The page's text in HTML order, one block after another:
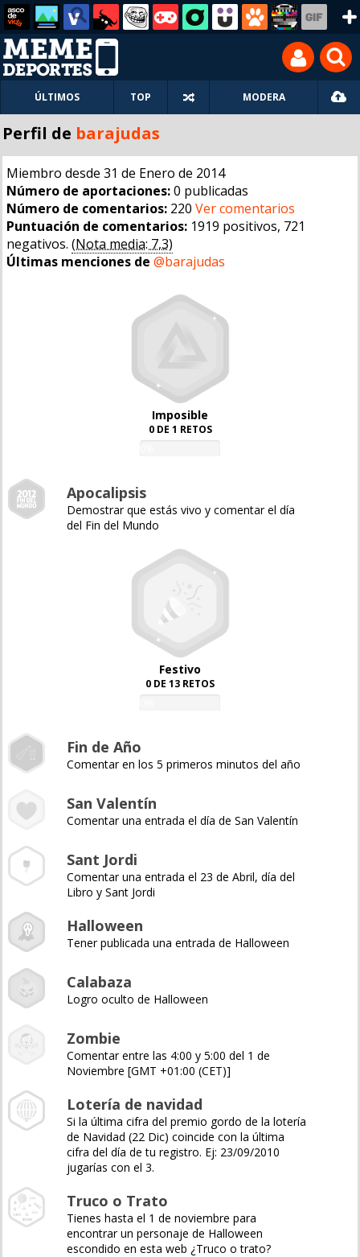
ÚLTIMOS TOP MODERA
Perfil de barajudas
Miembro desde 31 de Enero de 2014
Número de aportaciones:0 publicadas
Número de comentarios: 220 Ver comentarios
Puntuación de comentarios: 1919 positivos, 721
negativos. (Nota media: 7,3)
Últimas menciones de @barajudas
Imposible
0 DE 1 RETOS
Apocalipsis
Demostrar que estás vivo y comentar el día
del Fin del Mundo
Festivo
0 DE 13 RETOS
Fin de Año
Comentar en los 5 primeros minutos del año
San Valentín
Comentar una entrada el día de San Valentín
Sant Jordi
Comentar una entrada el 23 de Abril, día del
Libro y Sant Jordi
Halloween
Tener publicada una entrada de Halloween
Calabaza
Logro oculto de Halloween
Zombie
Comentar entre las 4:00 y 5:00 del 1 de
Noviembre [GMT +01:00 (CET)]
Lotería de navidad
Si la última cifra del premio gordo de la lotería
de Navidad (22 Dic) coincide con la última
cifra del día de tu registro. Ej: 23/09/2010
jugarías con el 3.
Truco o Trato
Tienes hasta el 1 de noviembre para
encontrar un personaje de Halloween
escondido en esta web ¿Truco o trato?